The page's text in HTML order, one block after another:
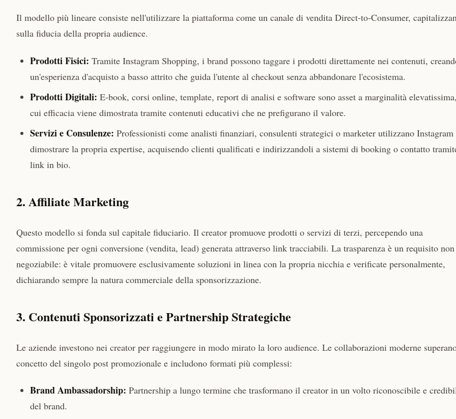
Il modello più lineare consiste nell'utilizzare la piattaforma come un canale di vendita Direct-to-Consumer,
sulla fiducia della propria audience.
Prodotti Fisici: Tramite Instagram Shopping, i brand possono taggare i prodotti direttamente nei contenuti,
un'esperienza d'acquisto a basso attrito che guida l'utente al checkout senza abbandonare l'ecosistema.
Prodotti Digitali: E-book, corsi online, template, report di analisi e software sono asset a marginalità
cui efficacia viene dimostrata tramite contenuti educativi che ne prefigurano il valore.
Servizi e Consulenze: Professionisti come analisti finanziari, consulenti strategici o marketer utilizzano Instagram
dimostrare la propria expertise, acquisendo clienti qualificati e indirizzandoli a sistemi di booking o contatto
link in bio.
2. Affiliate Marketing
Questo modello si fonda sul capitale fiduciario. Il creator promuove prodotti o servizi di terzi, percependo una
commissione per ogni conversione (vendita, lead) generata attraverso link tracciabili. La trasparenza è un requisito non
negoziabile: è vitale promuovere esclusivamente soluzioni in linea con la propria nicchia e verificate personalmente,
dichiarando sempre la natura commerciale della sponsorizzazione.
3. Contenuti Sponsorizzati e Partnership Strategiche
Le aziende investono nei creator per raggiungere in modo mirato la loro audience. Le collaborazioni moderne
concetto del singolo post promozionale e includono formati più complessi:
Brand Ambassadorship: Partnership a lungo termine che trasformano il creator in un volto riconoscibile e
del brand.